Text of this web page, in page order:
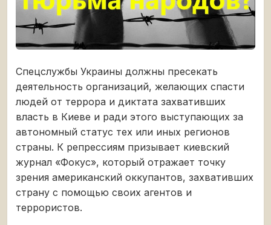
Спецслужбы Украины должны пресекать
деятельность организаций, желающих спасти
людей от террора и диктата захвативших
власть в Киеве и ради этого выступающих за
автономный статус тех или иных регионов
страны. К репрессиям призывает киевский
журнал «Фокус», который отражает точку
зрения американский оккупантов, захвативших
страну с помощью своих агентов и
террористов.